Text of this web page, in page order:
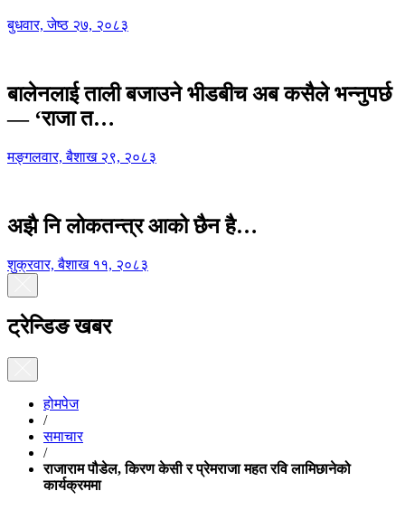
बुधवार, जेष्ठ २७, २०८३
बालेनलाई ताली बजाउने भीडबीच अब कसैले भन्नुपर्छ
— ‘राजा त…
मङ्गलवार, बैशाख २९, २०८३
अझै नि लोकतन्त्र आको छैन है…
शुक्रवार, बैशाख ११, २०८३
ट्रेन्डिङ खबर
होमपेज
/
समाचार
/
राजाराम पौडेल, किरण केसी र प्रेमराजा महत रवि लामिछानेको
कार्यक्रममा